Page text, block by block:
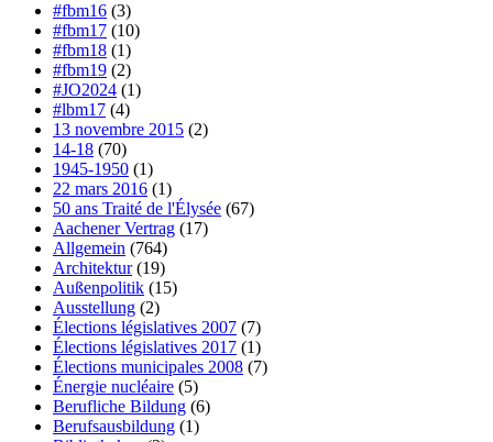
#fbm16 (3)
#fbm17 (10)
#fbm18 (1)
#fbm19 (2)
#JO2024 (1)
#lbm17 (4)
13 novembre 2015 (2)
14-18 (70)
1945-1950 (1)
22 mars 2016 (1)
50 ans Traité de l'Élysée (67)
Aachener Vertrag (17)
Allgemein (764)
Architektur(19)
Außenpolitik (15)
Ausstellung (2)
Élections législatives 2007 (7)
Élections législatives 2017 (1)
Élections municipales 2008 (7)
Énergie nucléaire (5)
Berufliche Bildung (6)
Berufsausbildung (1)